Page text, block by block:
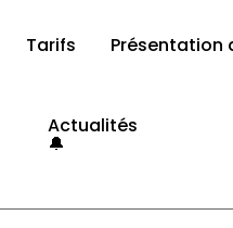
Tarifs Présentation
Actualités
🔔